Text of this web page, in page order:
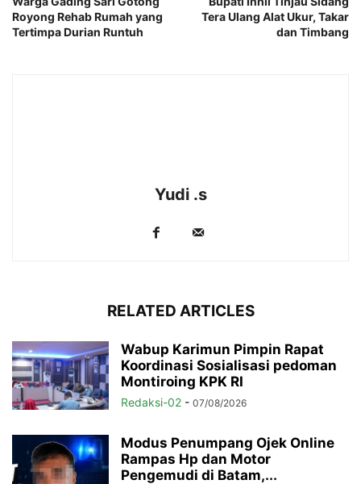
Royong Rehab Rumah yang
Tertimpa Durian Runtuh
Tera Ulang Alat Ukur, Takar
dan Timbang
Yudi .s
RELATED ARTICLES
Wabup Karimun Pimpin Rapat
Koordinasi Sosialisasi pedoman
Montiroing KPK RI
Redaksi-02 - 07/08/2026
Modus Penumpang Ojek Online
Rampas Hp dan Motor
Pengemudi di Batam,...